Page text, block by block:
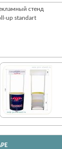
стенд
up standart